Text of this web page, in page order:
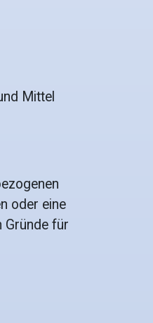
Mittel
oder eine
Gründe für